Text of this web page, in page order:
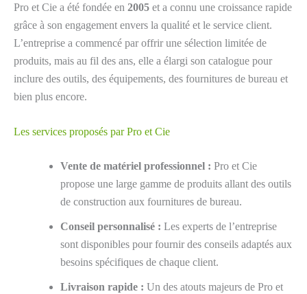
Pro et Cie a été fondée en 2005 et a connu une croissance rapide
grâce à son engagement envers la qualité et le service client.
L’entreprise a commencé par offrir une sélection limitée de
produits, mais au fil des ans, elle a élargi son catalogue pour
inclure des outils, des équipements, des fournitures de bureau et
bien plus encore.
Les services proposés par Pro et Cie
Vente de matériel professionnel : Pro et Cie
propose une large gamme de produits allant des outils
de construction aux fournitures de bureau.
Conseil personnalisé : Les experts de l’entreprise
sont disponibles pour fournir des conseils adaptés aux
besoins spécifiques de chaque client.
Livraison rapide : Un des atouts majeurs de Pro et